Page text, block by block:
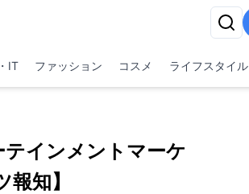
IT ファッション コスメ ライフスタイル
インメントマーケ
知】